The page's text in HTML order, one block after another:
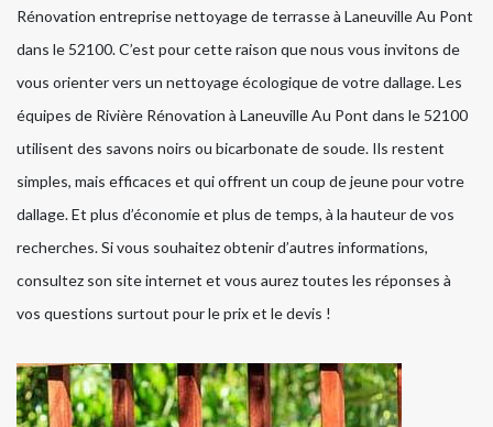
Rénovation entreprise nettoyage de terrasse à Laneuville Au Pont
dans le 52100. C’est pour cette raison que nous vous invitons de
vous orienter vers un nettoyage écologique de votre dallage. Les
équipes de Rivière Rénovation à Laneuville Au Pont dans le 52100
utilisent des savons noirs ou bicarbonate de soude. Ils restent
simples, mais efficaces et qui offrent un coup de jeune pour votre
dallage. Et plus d’économie et plus de temps, à la hauteur de vos
recherches. Si vous souhaitez obtenir d’autres informations,
consultez son site internet et vous aurez toutes les réponses à
vos questions surtout pour le prix et le devis !